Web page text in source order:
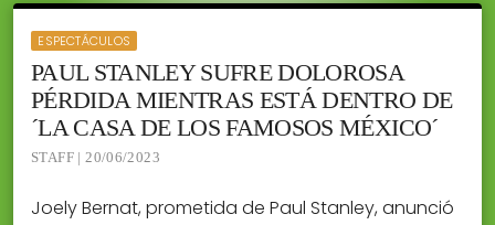
ESPECTÁCULOS
PAUL STANLEY SUFRE DOLOROSA
PÉRDIDA MIENTRAS ESTÁ DENTRO DE
´LA CASA DE LOS FAMOSOS MÉXICO´
STAFF | 20/06/2023
Joely Bernat, prometida de Paul Stanley, anunció